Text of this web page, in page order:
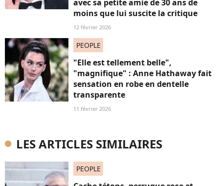
avec sa petite amie de 30 ans de
moins que lui suscite la critique
12 février 2026
PEOPLE
"Elle est tellement belle",
"magnifique" : Anne Hathaway fait
sensation en robe en dentelle
transparente
11 février 2026
LES ARTICLES SIMILAIRES
PEOPLE